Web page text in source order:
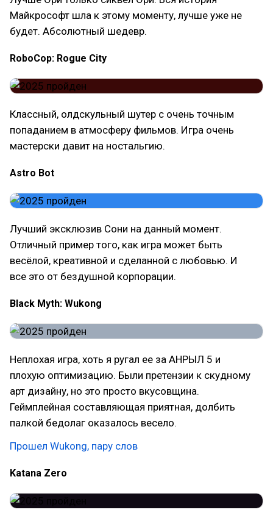
Майкрософт шла к этому моменту, лучше уже не
будет. Абсолютный шедевр.
RoboCop: Rogue City
Классный, олдскульный шутер с очень точным
попаданием в атмосферу фильмов. Игра очень
мастерски давит на ностальгию.
Astro Bot
Лучший эксклюзив Сони на данный момент.
Отличный пример того, как игра может быть
весёлой, креативной и сделанной с любовью. И
все это от бездушной корпорации.
Black Myth: Wukong
Неплохая игра, хоть я ругал ее за АНРЫЛ 5 и
плохую оптимизацию. Были претензии к скудному
арт дизайну, но это просто вкусовщина.
Геймплейная составляющая приятная, долбить
палкой бедолаг оказалось весело.
Прошел Wukong, пару слов
Katana Zero